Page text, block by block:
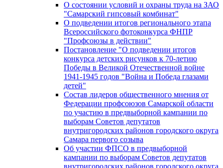
О состоянии условий и охраны труда на ЗАО
"Самарский гипсовый комбинат"
О подведении итогов регионального этапа
Всероссийского фотоконкурса ФНПР
"Профсоюзы в действии"
Постановление "О подведении итогов
конкурса детских рисунков к 70-летию
Победы в Великой Отечественной войне
1941-1945 годов "Война и Победа глазами
детей"
Состав лидеров общественного мнения от
Федерации профсоюзов Самарской области
по участию в предвыборной кампании по
выборам Советов депутатов
внутригородских районов городского округа
Самара первого созыва
Об участии ФПСО в предвыборной
кампании по выборам Советов депутатов
внутригородских районов городского округа